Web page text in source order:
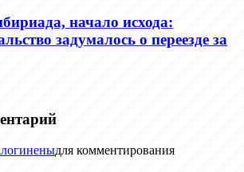
начало исхода:
задумалось о переезде за
для комментирования